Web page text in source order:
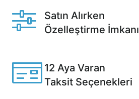
Satın Alırken
Özelleştirme İmkanı
12 Aya Varan
Taksit Seçenekleri